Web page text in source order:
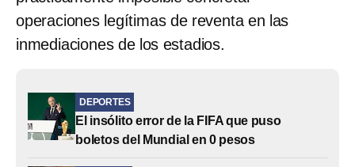
operaciones legítimas de reventa en las
inmediaciones de los estadios.
DEPORTES
El insólito error de la FIFA que puso
boletos del Mundial en 0 pesos